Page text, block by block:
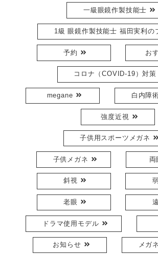
一級眼鏡作製技能士
1級 眼鏡作製技能士 福田実利の
予約 お
コロナ（COVID-19）対策
megane 白内障
強度近視
子供用スポーツメガネ
子供メガネ 両
斜視
老眼
ドラマ使用モデル
お知らせ メガ